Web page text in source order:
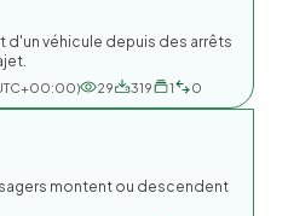
d'un véhicule depuis des arrêts
29 319 1 0
montent ou descendent